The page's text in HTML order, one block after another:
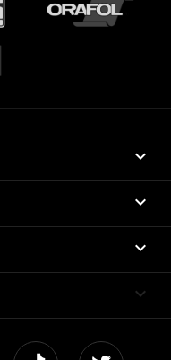



keyboard_arrow_down